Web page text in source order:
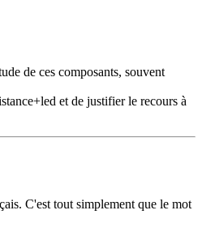
de ces composants, souvent
et de justifier le recours à
C'est tout simplement que le mot